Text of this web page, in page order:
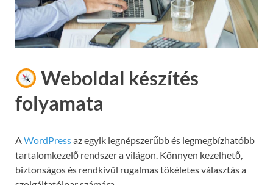
Weboldal készítés
folyamata
AWordPressaz egyik legnépszerűbb és legmegbízhatóbb
tartalomkezelő rendszer a világon. Könnyen kezelhető,
biztonságos és rendkívül rugalmas tökéletes választás a